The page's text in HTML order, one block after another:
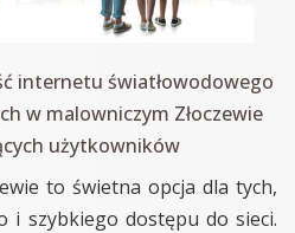
internetu światłowodowego
w malowniczym Złoczewie
użytkowników
to świetna opcja dla tych,
i szybkiego dostępu do sieci.